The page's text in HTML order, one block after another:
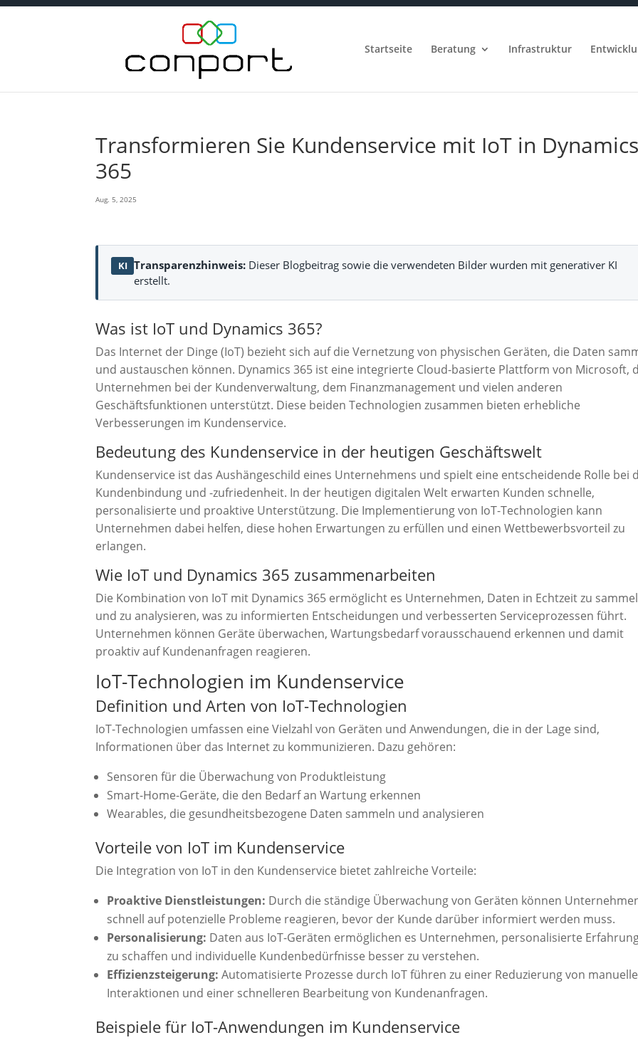
Startseite Beratung Infrastruktur
Transformieren Sie Kundenservice mit IoT in
365
Aug. 5, 2025
KI Transparenzhinweis: Dieser Blogbeitrag sowie die verwendeten Bilder wurden mit generativer KI
erstellt.
Was ist IoT und Dynamics 365?
Das Internet der Dinge (IoT) bezieht sich auf die Vernetzung von physischen Geräten, die Daten
und austauschen können. Dynamics 365 ist eine integrierte Cloud-basierte Plattform von Microsoft,
Unternehmen bei der Kundenverwaltung, dem Finanzmanagement und vielen anderen
Geschäftsfunktionen unterstützt. Diese beiden Technologien zusammen bieten erhebliche
Verbesserungen im Kundenservice.
Bedeutung des Kundenservice in der heutigen Geschäftswelt
Kundenservice ist das Aushängeschild eines Unternehmens und spielt eine entscheidende Rolle bei
Kundenbindung und -zufriedenheit. In der heutigen digitalen Welt erwarten Kunden schnelle,
personalisierte und proaktive Unterstützung. Die Implementierung von IoT-Technologien kann
Unternehmen dabei helfen, diese hohen Erwartungen zu erfüllen und einen Wettbewerbsvorteil zu
erlangen.
Wie IoT und Dynamics 365 zusammenarbeiten
Die Kombination von IoT mit Dynamics 365 ermöglicht es Unternehmen, Daten in Echtzeit zu
und zu analysieren, was zu informierten Entscheidungen und verbesserten Serviceprozessen führt.
Unternehmen können Geräte überwachen, Wartungsbedarf vorausschauend erkennen und damit
proaktiv auf Kundenanfragen reagieren.
IoT-Technologien im Kundenservice
Definition und Arten von IoT-Technologien
IoT-Technologien umfassen eine Vielzahl von Geräten und Anwendungen, die in der Lage sind,
Informationen über das Internet zu kommunizieren. Dazu gehören:
Sensoren für die Überwachung von Produktleistung
Smart-Home-Geräte, die den Bedarf an Wartung erkennen
Wearables, die gesundheitsbezogene Daten sammeln und analysieren
Vorteile von IoT im Kundenservice
Die Integration von IoT in den Kundenservice bietet zahlreiche Vorteile:
Proaktive Dienstleistungen: Durch die ständige Überwachung von Geräten können
schnell auf potenzielle Probleme reagieren, bevor der Kunde darüber informiert werden muss.
Personalisierung: Daten aus IoT-Geräten ermöglichen es Unternehmen, personalisierte
zu schaffen und individuelle Kundenbedürfnisse besser zu verstehen.
Effizienzsteigerung: Automatisierte Prozesse durch IoT führen zu einer Reduzierung von
Interaktionen und einer schnelleren Bearbeitung von Kundenanfragen.
Beispiele für IoT-Anwendungen im Kundenservice